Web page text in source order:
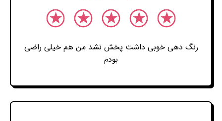
رنگ دهی خوبی داشت پخش نشد من هم خیلی راضی
بودم